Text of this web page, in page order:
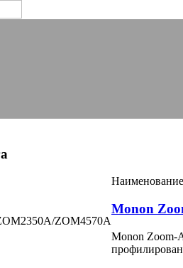
Наименование
ZOM4570А
Monon
Monon Zoom-